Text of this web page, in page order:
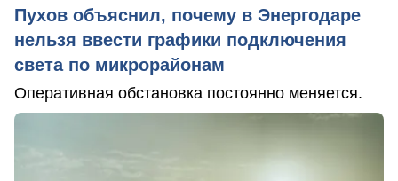
Пухов объяснил, почему в Энергодаре
нельзя ввести графики подключения
света по микрорайонам
Оперативная обстановка постоянно меняется.